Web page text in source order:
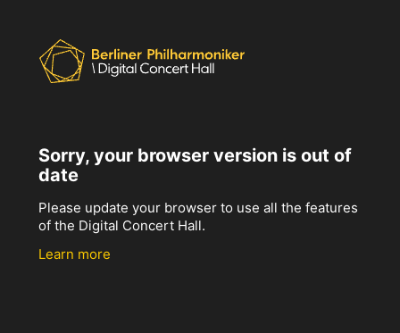
Sorry, your browser version is out of
date
Please update your browser to use all the features
of the Digital Concert Hall.
Learn more